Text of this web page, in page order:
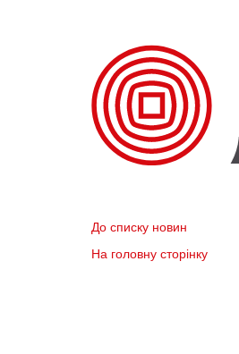
До списку новин
На головну сторінку